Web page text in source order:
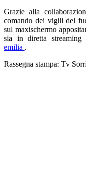
Grazie alla
comando dei vigili del
sul maxischermo
sia in diretta
emilia .
Rassegna stampa: Tv